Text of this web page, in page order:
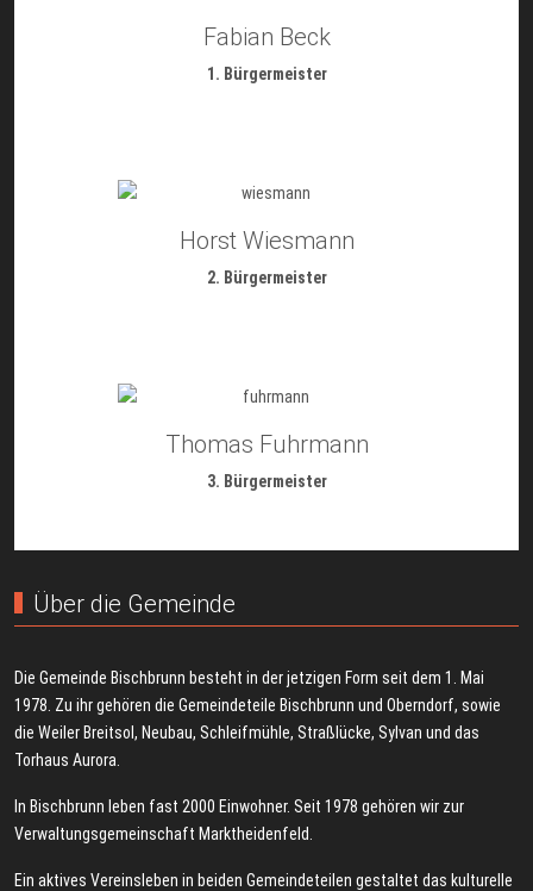
Fabian Beck
1. Bürgermeister
Horst Wiesmann
2. Bürgermeister
Thomas Fuhrmann
3. Bürgermeister
Über die Gemeinde
Die Gemeinde Bischbrunn besteht in der jetzigen Form seit dem 1. Mai
1978. Zu ihr gehören die Gemeindeteile Bischbrunn und Oberndorf, sowie
die Weiler Breitsol, Neubau, Schleifmühle, Straßlücke, Sylvan und das
Torhaus Aurora.
In Bischbrunn leben fast 2000 Einwohner. Seit 1978 gehören wir zur
Verwaltungsgemeinschaft Marktheidenfeld.
Ein aktives Vereinsleben in beiden Gemeindeteilen gestaltet das kulturelle